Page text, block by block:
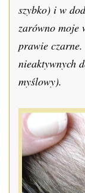
szybko) i w
zarówno moje
prawie czarne.
nieaktywnych
myślowy).